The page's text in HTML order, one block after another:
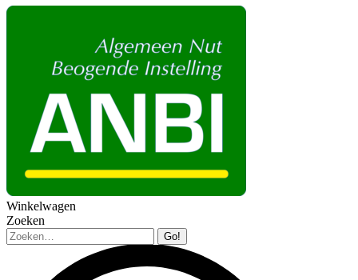
Winkelwagen
Zoeken
Zoeken: